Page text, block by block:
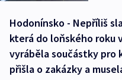
Hodonínsko - Nepříliš
která do loňského roku
vyráběla součástky pro
přišla o zakázky a